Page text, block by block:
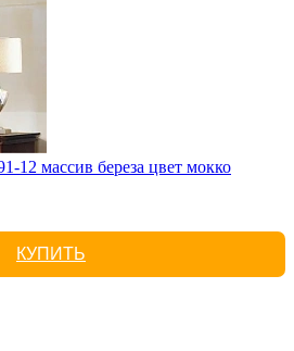
12 массив береза цвет мокко
КУПИТЬ